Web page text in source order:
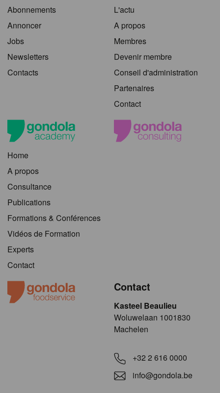
Abonnements
Annoncer
Jobs
Newsletters
Contacts
L'actu
A propos
Membres
Devenir membre
Conseil d'administration
Partenaires
Contact
Home
A propos
Consultance
Publications
Formations & Conférences
Vidéos de Formation
Experts
Contact
Contact
Kasteel Beaulieu
​​​Woluwelaan 1001830
Machelen
+32 2 616 0000
info@gondola.be